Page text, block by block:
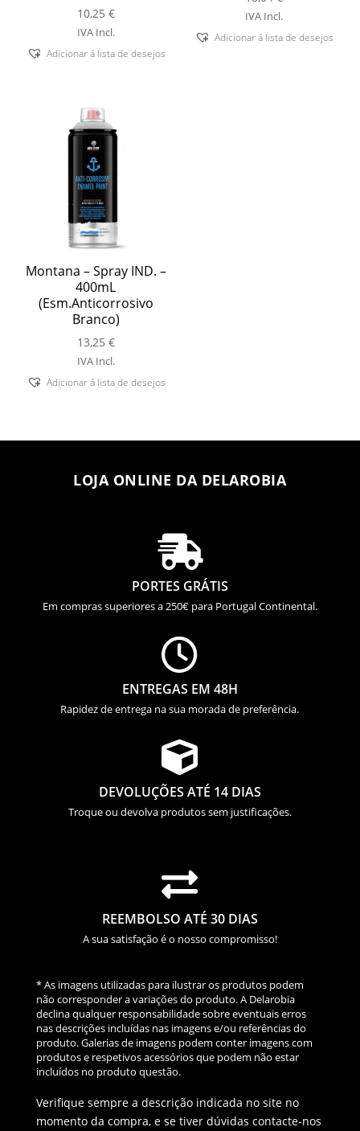
10,25 €
IVA Incl.
Adicionar á lista de desejos
IVA Incl.
Adicionar á lista de desejos
Montana – Spray IND. –
400mL
(Esm.Anticorrosivo
Branco)
13,25 €
IVA Incl.
Adicionar á lista de desejos
LOJA ONLINE DA DELAROBIA

PORTES GRÁTIS
Em compras superiores a 250€ para Portugal Continental.

ENTREGAS EM 48H
Rapidez de entrega na sua morada de preferência.

DEVOLUÇÕES ATÉ 14 DIAS
Troque ou devolva produtos sem justificações.

REEMBOLSO ATÉ 30 DIAS
A sua satisfação é o nosso compromisso!
* As imagens utilizadas para ilustrar os produtos podem
não corresponder a variações do produto. A Delarobia
declina qualquer responsabilidade sobre eventuais erros
nas descrições incluídas nas imagens e/ou referências do
produto. Galerias de imagens podem conter imagens com
produtos e respetivos acessórios que podem não estar
incluídos no produto questão.
Verifique sempre a descrição indicada no site no
momento da compra, e se tiver dúvidas contacte-nos